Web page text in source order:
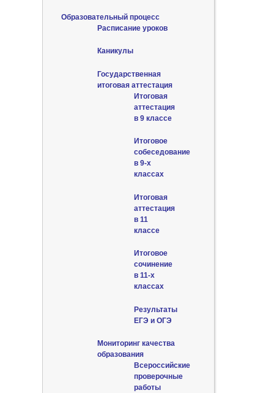
Образовательный процесс
Расписание уроков
Каникулы
Государственная
итоговая аттестация
Итоговая
аттестация
в 9 классе
Итоговое
собеседование
в 9-х
классах
Итоговая
аттестация
в 11
классе
Итоговое
сочинение
в 11-х
классах
Результаты
ЕГЭ и ОГЭ
Мониторинг качества
образования
Всероссийские
проверочные
работы